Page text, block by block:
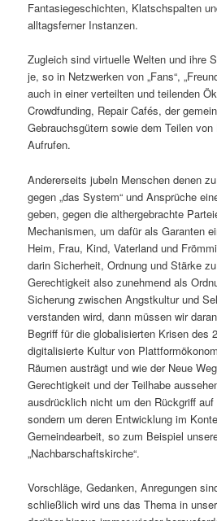
Fantasiegeschichten, Klatschspalten
alltagsferner Instanzen.
Zugleich sind virtuelle Welten und ihre
je, so in Netzwerken von „Fans“,
auch in einer verteilten und teilenden
Crowdfunding, Repair Cafés, der
Gebrauchsgütern sowie dem Teilen
Aufrufen.
Andererseits jubeln Menschen denen
gegen „das System“ und Ansprüche
geben, gegen die althergebrachte
Mechanismen, um dafür als Garanten
Heim, Frau, Kind, Vaterland und
darin Sicherheit, Ordnung und Stärke
Gerechtigkeit also zunehmend als
Sicherung zwischen Angstkultur und
verstanden wird, dann müssen wir
Begriff für die globalisierten Krisen des
digitalisierte Kultur von
Räumen austrägt und wie der Neue
Gerechtigkeit und der Teilhabe
ausdrücklich nicht um den Rückgriff
sondern um deren Entwicklung im
Gemeindearbeit, so zum Beispiel
„Nachbarschaftskirche“.
Vorschläge, Gedanken, Anregungen
schließlich wird uns das Thema in